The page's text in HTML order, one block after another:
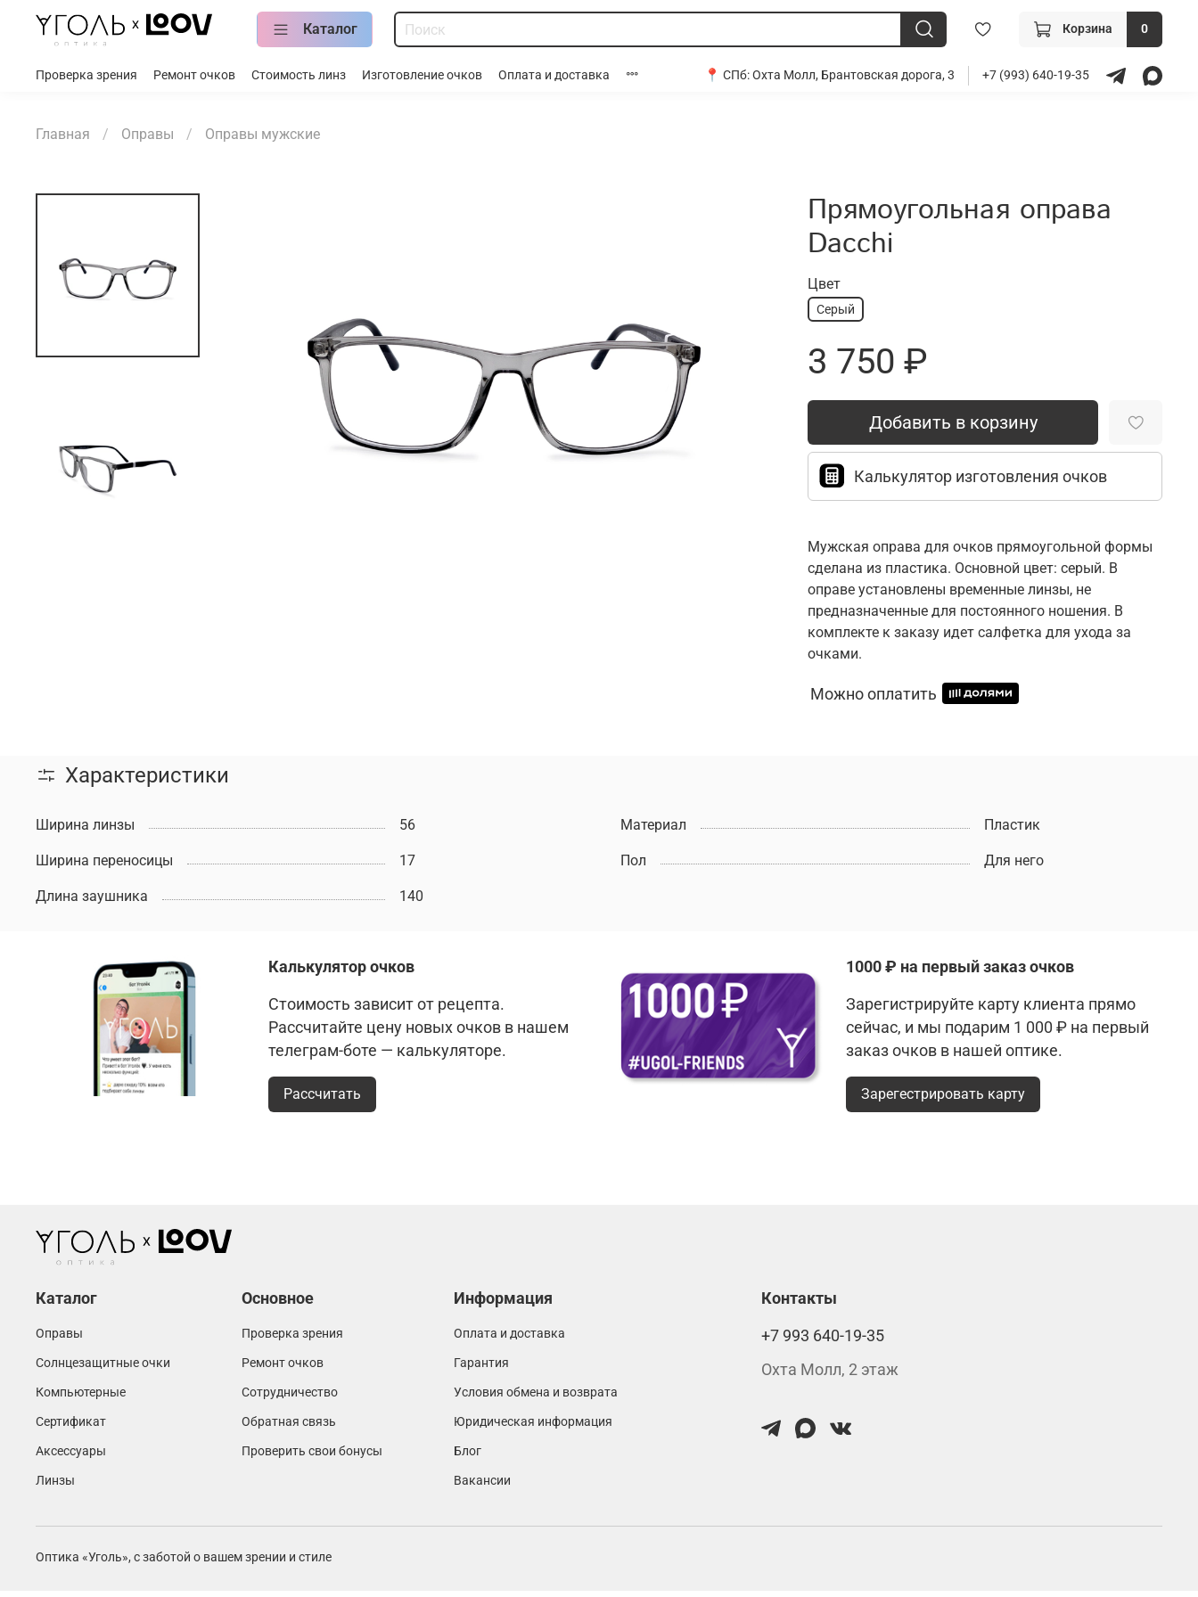
Каталог Корзина 0
Проверка зрения Ремонт очков Стоимость линз Изготовление очков Оплата и доставка 📍 СПб:Охта Молл, Брантовская дорога, 3 +7 (993) 640-19-35
Главная Оправы Оправы мужские
Прямоугольная оправа
Dacchi
Цвет
Серый
3 750 ₽
Добавить в корзину
Калькулятор изготовления очков
Мужская оправа для очков прямоугольной формы
сделана из пластика. Основной цвет: серый. В
оправе установлены временные линзы, не
предназначенные для постоянного ношения. В
комплекте к заказу идет салфетка для ухода за
очками.
Можно оплатить
Характеристики
Ширина линзы 56 Материал Пластик
Ширина переносицы 17 Пол Для него
Длина заушника 140
Калькулятор очков
Стоимость зависит от рецепта.
Рассчитайте цену новых очков в нашем
телеграм-боте — калькуляторе.
Рассчитать
1000 ₽ на первый заказ очков
Зарегистрируйте карту клиента прямо
сейчас, и мы подарим 1 000 ₽ на первый
заказ очков в нашей оптике.
Зарегестрировать карту
Каталог
Оправы
Солнцезащитные очки
Компьютерные
Сертификат
Аксессуары
Линзы
Основное
Проверка зрения
Ремонт очков
Сотрудничество
Обратная связь
Проверить свои бонусы
Информация
Оплата и доставка
Гарантия
Условия обмена и возврата
Юридическая информация
Блог
Вакансии
Контакты
+7 993 640-19-35
Охта Молл, 2 этаж
Оптика «Уголь», с заботой о вашем зрении и стиле